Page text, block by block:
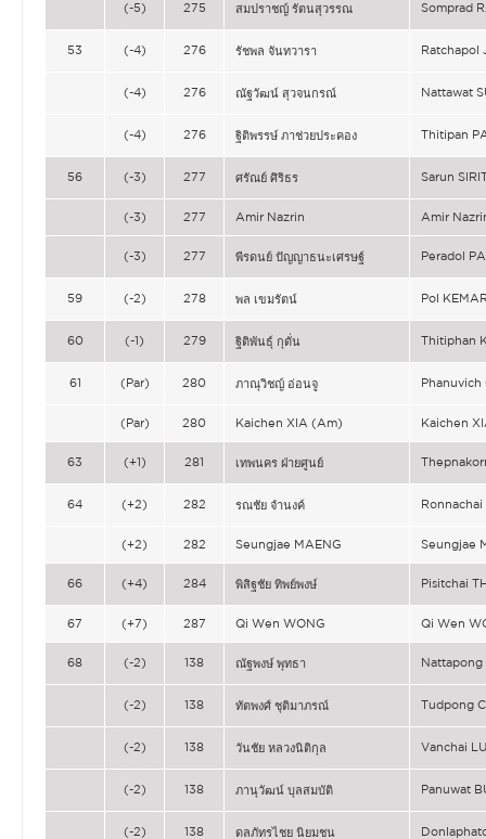
(-5) 275 สมปราชญ์ รัตนสุวรรณ Somprad
53 (-4) 276 รัชพล จันทวารา Ratchapol
(-4) 276 ณัฐวัฒน์ สุวจนกรณ์ Nattawat
(-4) 276 ฐิติพรรษ์ ภาช่วยประคอง Thitipan
56 (-3) 277 ศรัณย์ ศิริธร Sarun
(-3) 277 Amir Nazrin Amir
(-3) 277 พีรดนย์ ปัญญาธนะเศรษฐ์ Peradol
59 (-2) 278 พล เขมรัตน์ Pol
60 (-1) 279 ฐิติพันธุ์ กุดั่น Thitiphan
61 (Par) 280 ภาณุวิชญ์ อ่อนจู Phanuvich
(Par) 280 Kaichen XIA (Am) Kaichen
63 (+1) 281 เทพนคร ฝ่ายศูนย์
64 (+2) 282 รณชัย จำนงค์
(+2) 282 Seungjae MAENG Seungjae
66 (+4) 284 พิสิฐชัย ทิพย์พงษ์ Pisitchai
67 (+7) 287 Qi Wen WONG Qi Wen
68 (-2) 138 ณัฐพงษ์ พุทธา Nattapong
(-2) 138 ทัตพงศ์ ชุติมาภรณ์ Tudpong
(-2) 138 วันชัย หลวงนิติกุล Vanchai
(-2) 138 ภานุวัฒน์ บุลสมบัติ Panuwat
(-2) 138 ดลภัทรไชย นิยมชน